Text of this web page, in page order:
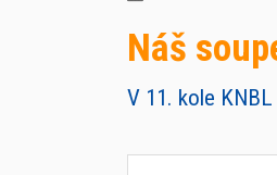
Náš
V 11. kole